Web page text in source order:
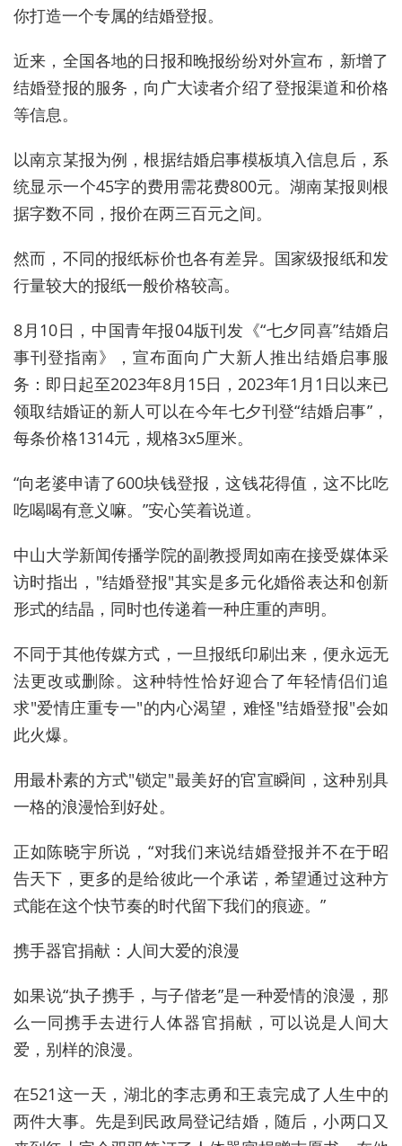
你打造一个专属的结婚登报。
近来，全国各地的日报和晚报纷纷对外宣布，新增了
结婚登报的服务，向广大读者介绍了登报渠道和价格
等信息。
以南京某报为例，根据结婚启事模板填入信息后，系
统显示一个45字的费用需花费800元。湖南某报则根
据字数不同，报价在两三百元之间。
然而，不同的报纸标价也各有差异。国家级报纸和发
行量较大的报纸一般价格较高。
8月10日，中国青年报04版刊发《“七夕同喜”结婚启
事刊登指南》，宣布面向广大新人推出结婚启事服
务：即日起至2023年8月15日，2023年1月1日以来已
领取结婚证的新人可以在今年七夕刊登“结婚启事”，
每条价格1314元，规格3x5厘米。
“向老婆申请了600块钱登报，这钱花得值，这不比吃
吃喝喝有意义嘛。”安心笑着说道。
中山大学新闻传播学院的副教授周如南在接受媒体采
访时指出，"结婚登报"其实是多元化婚俗表达和创新
形式的结晶，同时也传递着一种庄重的声明。
不同于其他传媒方式，一旦报纸印刷出来，便永远无
法更改或删除。这种特性恰好迎合了年轻情侣们追
求"爱情庄重专一"的内心渴望，难怪"结婚登报"会如
此火爆。
用最朴素的方式"锁定"最美好的官宣瞬间，这种别具
一格的浪漫恰到好处。
正如陈晓宇所说，“对我们来说结婚登报并不在于昭
告天下，更多的是给彼此一个承诺，希望通过这种方
式能在这个快节奏的时代留下我们的痕迹。”
携手器官捐献：人间大爱的浪漫
如果说“执子携手，与子偕老”是一种爱情的浪漫，那
么一同携手去进行人体器官捐献，可以说是人间大
爱，别样的浪漫。
在521这一天，湖北的李志勇和王袁完成了人生中的
两件大事。先是到民政局登记结婚，随后，小两口又